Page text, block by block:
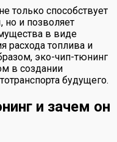
только способствует
и позволяет
в виде
расхода топлива и
эко-чип-тюнинг
в создании
будущего.
и зачем он